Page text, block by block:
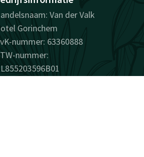
Van der Valk
Gorinchem
nummer: 63360888
nummer: